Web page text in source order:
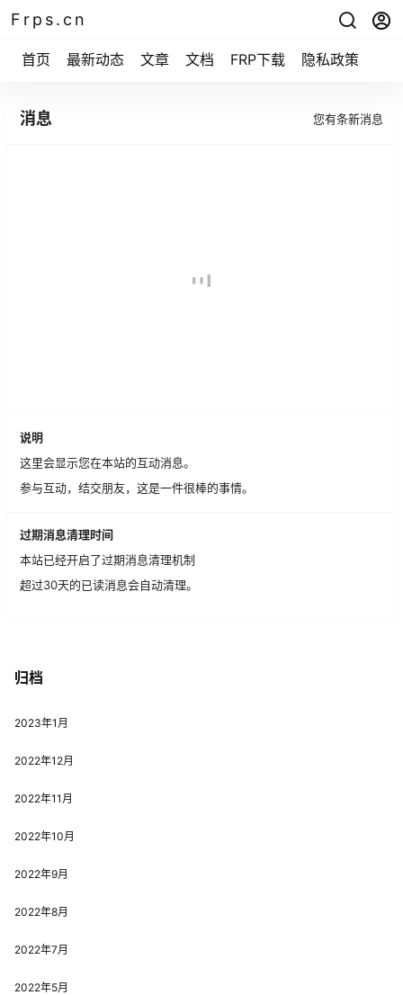
Frps.cn
首页 最新动态 文章 文档 FRP下载 隐私政策
消息 您有条新消息
说明
这里会显示您在本站的互动消息。
参与互动，结交朋友，这是一件很棒的事情。
过期消息清理时间
本站已经开启了过期消息清理机制
超过30天的已读消息会自动清理。
归档
2023年1月
2022年12月
2022年11月
2022年10月
2022年9月
2022年8月
2022年7月
2022年5月